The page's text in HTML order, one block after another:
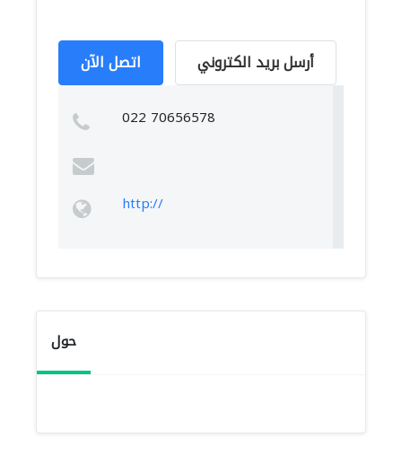
اتصل الآن أرسل بريد الكتروني
022 70656578
http://
حول